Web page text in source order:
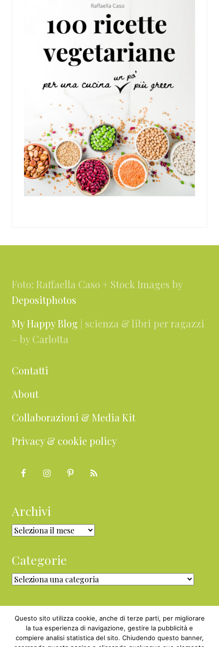
Foto: Raffaella Caso + Stock Images by
Depositphotos
My Happy Blog | scienza & libri per ragazzi
– by Carlotta
Contatti
About
Collaborazioni & Media Kit
Privacy & cookie policy
Archivi
Archivi
Categorie
Categorie
Copyright © 2010 - 2026 BabyGreen™ ·
Questo sito utilizza cookie, anche di terze parti, per migliorare
la tua esperienza di navigazione, gestire la pubblicità e
compiere analisi statistica del sito. Chiudendo questo banner,